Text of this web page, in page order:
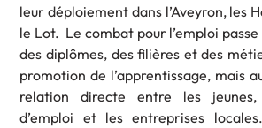
leur déploiement dans l’Aveyron, les
le Lot. Le combat pour l’emploi
des diplômes, des filières et des
promotion de l’apprentissage, mais
relation directe entre les jeunes,
d’emploi et les entreprises